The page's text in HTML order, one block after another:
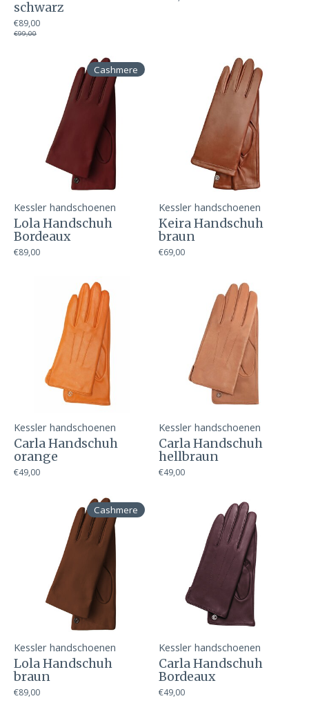
schwarz
€89,00
€99,00
Cashmere
Kessler handschoenen
Lola Handschuh
Bordeaux
€89,00
Kessler handschoenen
Keira Handschuh
braun
€69,00
Kessler handschoenen
Carla Handschuh
orange
€49,00
Kessler handschoenen
Carla Handschuh
hellbraun
€49,00
Cashmere
Kessler handschoenen
Lola Handschuh
braun
€89,00
Kessler handschoenen
Carla Handschuh
Bordeaux
€49,00